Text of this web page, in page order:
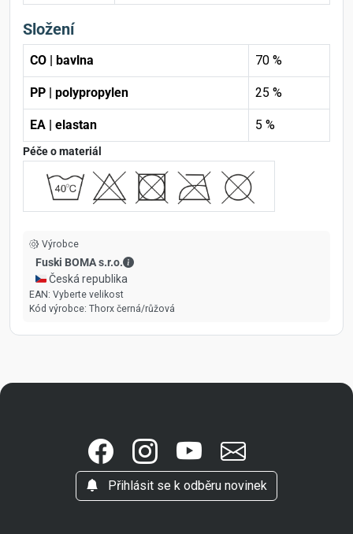
Složení
CO | bavlna 70 %
PP | polypropylen 25 %
EA | elastan 5 %
Péče o materiál
Výrobce
Fuski BOMA s.r.o.
Fuski BOMA s.r.o. - Kontaktní údaje
🇨🇿 Česká republika
EAN: Vyberte velikost
Kód výrobce: Thorx černá/růžová
Přihlásit se k odběru novinek